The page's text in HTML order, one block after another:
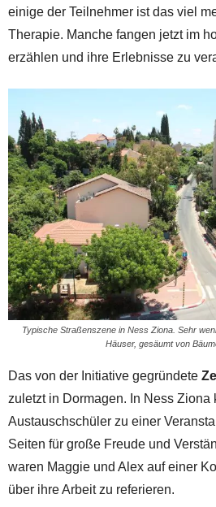
einige der Teilnehmer ist das viel
Therapie. Manche fangen jetzt im
erzählen und ihre Erlebnisse zu
Typische Straßenszene in Ness Ziona. Sehr
Häuser, gesäumt von
Das von der Initiative gegründete
zuletzt in Dormagen. In Ness Ziona
Austauschschüler zu einer
Seiten für große Freude und
waren Maggie und Alex auf einer
über ihre Arbeit zu referieren.